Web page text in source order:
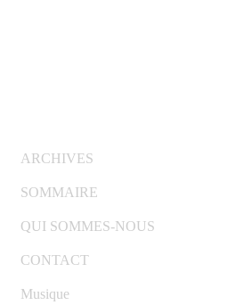
ARCHIVES
SOMMAIRE
QUI SOMMES-NOUS
CONTACT
Musique